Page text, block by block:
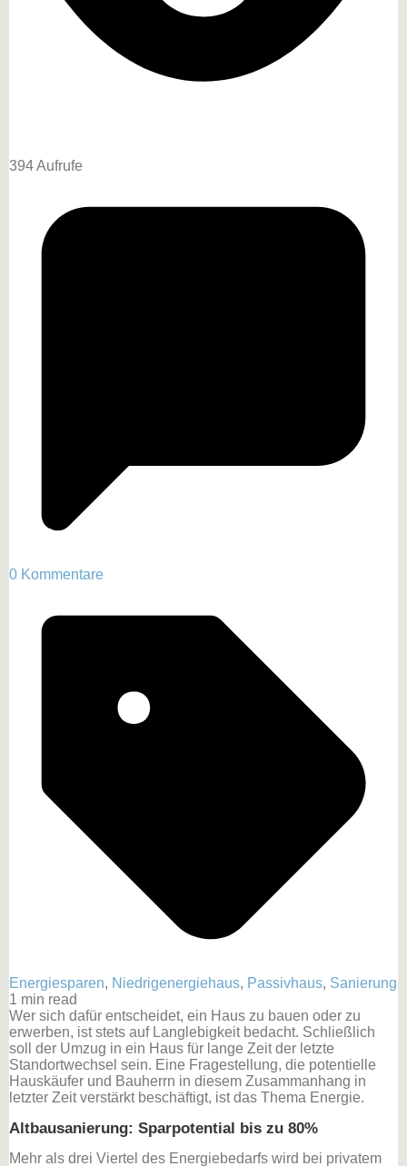
394 Aufrufe
0 Kommentare
Energiesparen, Niedrigenergiehaus, Passivhaus, Sanierung
1 min read
Wer sich dafür entscheidet, ein Haus zu bauen oder zu
erwerben, ist stets auf Langlebigkeit bedacht. Schließlich
soll der Umzug in ein Haus für lange Zeit der letzte
Standortwechsel sein. Eine Fragestellung, die potentielle
Hauskäufer und Bauherrn in diesem Zusammanhang in
letzter Zeit verstärkt beschäftigt, ist das Thema Energie.
Altbausanierung: Sparpotential bis zu 80%
Mehr als drei Viertel des Energiebedarfs wird bei privatem